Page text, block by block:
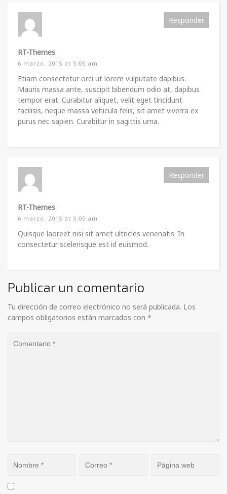
RT-Themes
6 marzo, 2015 at 5:05 am
Responder
Etiam consectetur orci ut lorem vulputate dapibus.
Mauris massa ante, suscipit bibendum odio at, dapibus
tempor erat. Curabitur aliquet, velit eget tincidunt
facilisis, neque massa vehicula felis, sit amet viverra ex
purus nec sapien. Curabitur in sagittis urna.
RT-Themes
6 marzo, 2015 at 5:05 am
Responder
Quisque laoreet nisi sit amet ultricies venenatis. In
consectetur scelerisque est id euismod.
Publicar un comentario
Tu dirección de correo electrónico no será publicada. Los
campos obligatorios están marcados con *